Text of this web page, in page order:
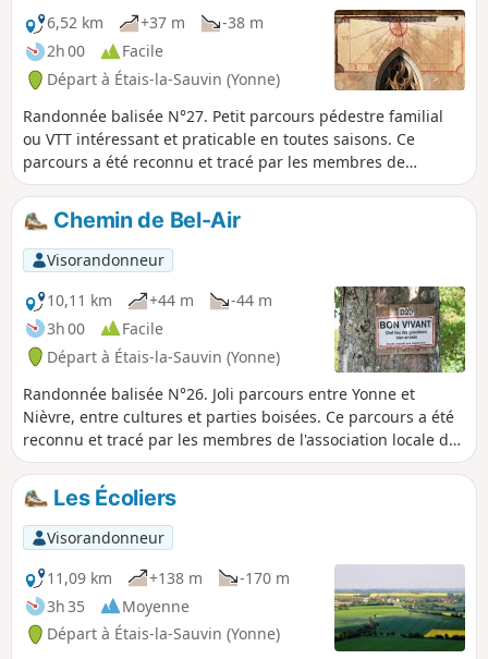
6,52 km
+37 m
-38 m
2h 00
Facile
Départ à Étais-la-Sauvin (Yonne)
Randonnée balisée N°27. Petit parcours pédestre familial
ou VTT intéressant et praticable en toutes saisons. Ce
parcours a été reconnu et tracé par les membres de
l'association locale A Travers Champs. Il est totalement
balisé avec des plaquettes jaunes, écritures noires et
fléchage jaune sur fond rouge.
Chemin de Bel-Air
Visorandonneur
10,11 km
+44 m
-44 m
3h 00
Facile
Départ à Étais-la-Sauvin (Yonne)
Randonnée balisée N°26. Joli parcours entre Yonne et
Nièvre, entre cultures et parties boisées. Ce parcours a été
reconnu et tracé par les membres de l'association locale de
randonneurs. Il peut être parcouru à cheval ou en VTT mais
en sens inverse.
Les Écoliers
Visorandonneur
11,09 km
+138 m
-170 m
3h 35
Moyenne
Départ à Étais-la-Sauvin (Yonne)